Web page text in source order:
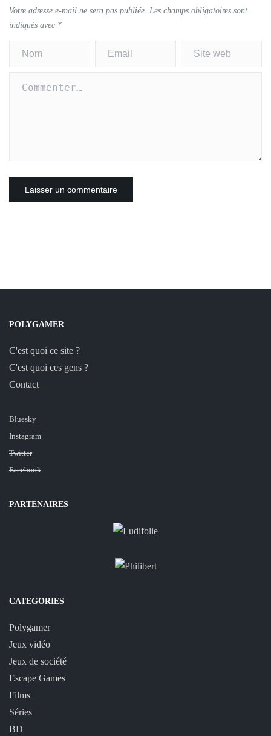
Votre adresse e-mail ne sera pas publiée. Les champs obligatoires sont
indiqués avec *
POLYGAMER
C'est quoi ce site ?
C'est quoi ces gens ?
Contact
Bluesky
Instagram
Twitter
Facebook
PARTENAIRES
CATEGORIES
Polygamer
Jeux vidéo
Jeux de société
Escape Games
Films
Séries
BD